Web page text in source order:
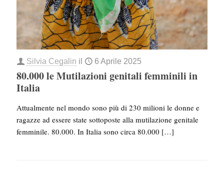
Silvia Cegalin il 6 Aprile 2025
80.000 le Mutilazioni genitali femminili in
Italia
Attualmente nel mondo sono più di 230 milioni le donne e
ragazze ad essere state sottoposte alla mutilazione genitale
femminile. 80.000. In Italia sono circa 80.000 […]